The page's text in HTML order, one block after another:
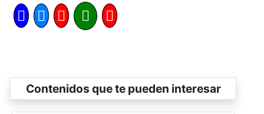
Contenidos que te pueden interesar